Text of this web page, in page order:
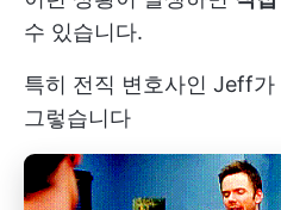
수 있습니다.
특히 전직 변호사인 Jeff
그렇습니다